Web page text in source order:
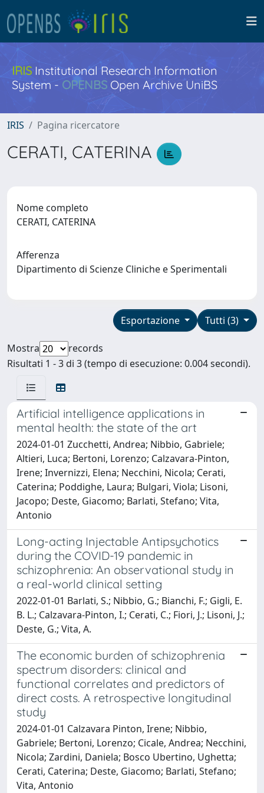
IRISInstitutional Research Information
System - OPENBS Open Archive UniBS
IRIS Pagina ricercatore
CERATI, CATERINA
Nome completo
CERATI, CATERINA
Afferenza
Dipartimento di Scienze Cliniche e Sperimentali
Tutti (3)
Esportazione
Mostra
records
Risultati 1 - 3 di 3 (tempo di esecuzione: 0.004 secondi).
Artificial intelligence applications in
mental health: the state of the art
2024-01-01 Zucchetti, Andrea; Nibbio, Gabriele;
Altieri, Luca; Bertoni, Lorenzo; Calzavara-Pinton,
Irene; Invernizzi, Elena; Necchini, Nicola; Cerati,
Caterina; Poddighe, Laura; Bulgari, Viola; Lisoni,
Jacopo; Deste, Giacomo; Barlati, Stefano; Vita,
Antonio
Long-acting Injectable Antipsychotics
during the COVID-19 pandemic in
schizophrenia: An observational study in
a real-world clinical setting
2022-01-01 Barlati, S.; Nibbio, G.; Bianchi, F.; Gigli, E.
B. L.; Calzavara-Pinton, I.; Cerati, C.; Fiori, J.; Lisoni, J.;
Deste, G.; Vita, A.
The economic burden of schizophrenia
spectrum disorders: clinical and
functional correlates and predictors of
direct costs. A retrospective longitudinal
study
2024-01-01 Calzavara Pinton, Irene; Nibbio,
Gabriele; Bertoni, Lorenzo; Cicale, Andrea; Necchini,
Nicola; Zardini, Daniela; Bosco Ubertino, Ughetta;
Cerati, Caterina; Deste, Giacomo; Barlati, Stefano;
Vita, Antonio